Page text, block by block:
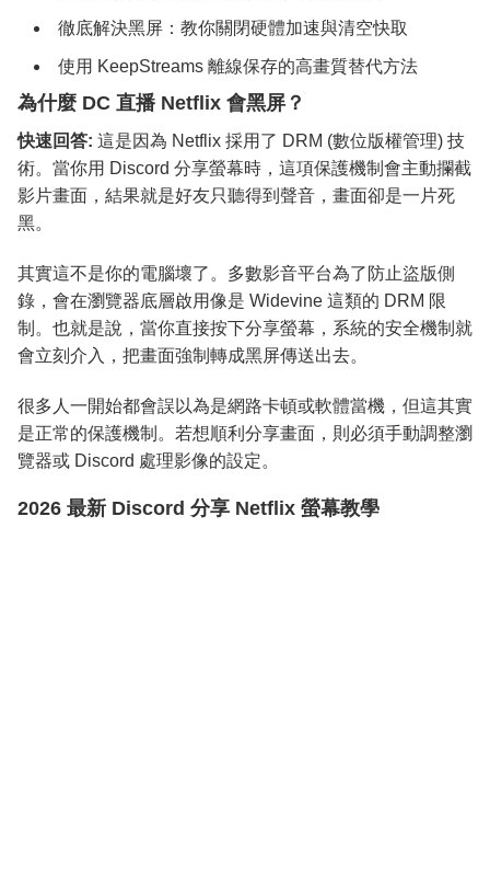
徹底解決黑屏：教你關閉硬體加速與清空快取
使用 KeepStreams 離線保存的高畫質替代方法
為什麼 DC 直播 Netflix 會黑屏？
快速回答: 這是因為 Netflix 採用了 DRM (數位版權管理) 技
術。當你用 Discord 分享螢幕時，這項保護機制會主動攔截
影片畫面，結果就是好友只聽得到聲音，畫面卻是一片死
黑。
其實這不是你的電腦壞了。多數影音平台為了防止盜版側
錄，會在瀏覽器底層啟用像是 Widevine 這類的 DRM 限
制。也就是說，當你直接按下分享螢幕，系統的安全機制就
會立刻介入，把畫面強制轉成黑屏傳送出去。
很多人一開始都會誤以為是網路卡頓或軟體當機，但這其實
是正常的保護機制。若想順利分享畫面，則必須手動調整瀏
覽器或 Discord 處理影像的設定。
2026 最新 Discord 分享 Netflix 螢幕教學